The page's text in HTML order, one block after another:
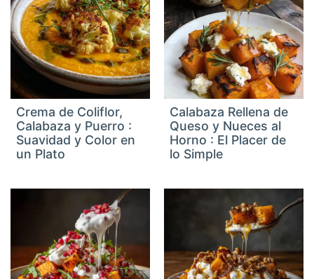
Crema de Coliflor,
Calabaza y Puerro :
Suavidad y Color en
un Plato
Calabaza Rellena de
Queso y Nueces al
Horno : El Placer de
lo Simple